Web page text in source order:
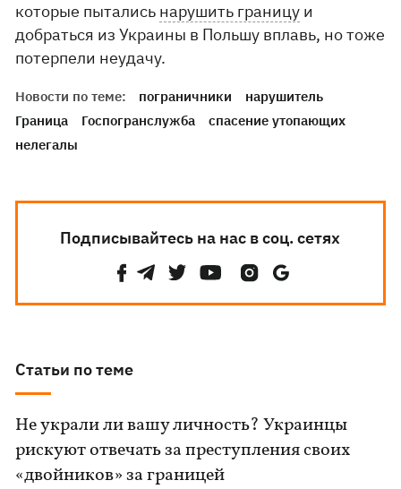
которые пытались нарушить границу и
добраться из Украины в Польшу вплавь, но тоже
потерпели неудачу.
Новости по теме: пограничники
нарушитель
Граница
Госпогранслужба
спасение утопающих
нелегалы
Подписывайтесь на нас в соц. сетях
Статьи по теме
Не украли ли вашу личность? Украинцы
рискуют отвечать за преступления своих
«двойников» за границей